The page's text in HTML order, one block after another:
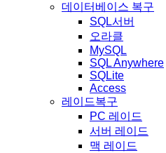
데이터베이스 복구
SQL서버
오라클
MySQL
SQL Anywhere
SQLite
Access
레이드복구
PC 레이드
서버 레이드
맥 레이드